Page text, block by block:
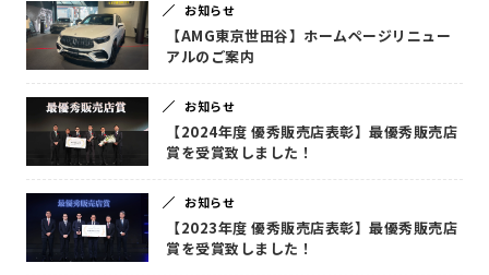
お知らせ
【AMG東京世田谷】ホームページリニュー
アルのご案内
お知らせ
【2024年度 優秀販売店表彰】最優秀販売店
賞を受賞致しました！
お知らせ
【2023年度 優秀販売店表彰】最優秀販売店
賞を受賞致しました！